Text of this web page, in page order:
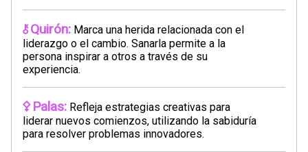
Quirón: Marca una herida relacionada con el
liderazgo o el cambio. Sanarla permite a la
persona inspirar a otros a través de su
experiencia.
Palas: Refleja estrategias creativas para
liderar nuevos comienzos, utilizando la sabiduría
para resolver problemas innovadores.